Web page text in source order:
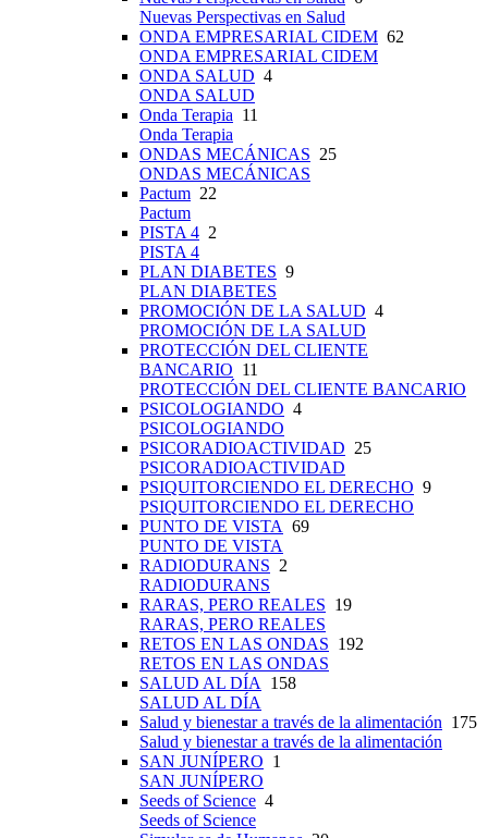
Nuevas Perspectivas en Salud
ONDA EMPRESARIAL CIDEM 62
ONDA EMPRESARIAL CIDEM
ONDA SALUD 4
ONDA SALUD
Onda Terapia 11
Onda Terapia
ONDAS MECÁNICAS 25
ONDAS MECÁNICAS
Pactum 22
Pactum
PISTA 4 2
PISTA 4
PLAN DIABETES 9
PLAN DIABETES
PROMOCIÓN DE LA SALUD 4
PROMOCIÓN DE LA SALUD
PROTECCIÓN DEL CLIENTE
BANCARIO 11
PROTECCIÓN DEL CLIENTE BANCARIO
PSICOLOGIANDO 4
PSICOLOGIANDO
PSICORADIOACTIVIDAD 25
PSICORADIOACTIVIDAD
PSIQUITORCIENDO EL DERECHO 9
PSIQUITORCIENDO EL DERECHO
PUNTO DE VISTA 69
PUNTO DE VISTA
RADIODURANS 2
RADIODURANS
RARAS, PERO REALES 19
RARAS, PERO REALES
RETOS EN LAS ONDAS 192
RETOS EN LAS ONDAS
SALUD AL DÍA
158
SALUD AL DÍA
Salud y bienestar a través de la alimentación 175
Salud y bienestar a través de la alimentación
SAN JUNÍPERO 1
SAN JUNÍPERO
Seeds of Science 4
Seeds of Science